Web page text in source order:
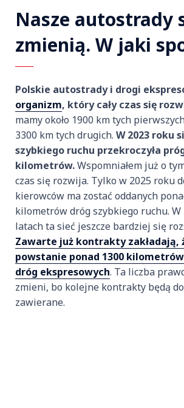
Nasze autostrady
zmienią. W jaki
Polskie autostrady i drogi
organizm, który cały czas się
mamy około 1900 km tych
3300 km tych drugich. W 2023 roku
szybkiego ruchu przekroczyła
kilometrów.Wspomniałem już o
czas się rozwija. Tylko w 2025 roku
kierowców ma zostać oddanych
kilometrów dróg szybkiego ruchu.
latach ta sieć jeszcze bardziej się
Zawarte już kontrakty zakładają,
powstanie ponad 1300
dróg ekspresowych. Ta liczba
zmieni, bo kolejne kontrakty będą
zawierane.